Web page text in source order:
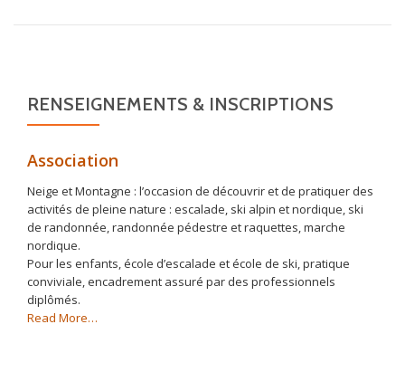
RENSEIGNEMENTS & INSCRIPTIONS
Association
Neige et Montagne : l’occasion de découvrir et de pratiquer des
activités de pleine nature : escalade, ski alpin et nordique, ski
de randonnée, randonnée pédestre et raquettes, marche
nordique.
Pour les enfants, école d’escalade et école de ski, pratique
conviviale, encadrement assuré par des professionnels
diplômés.
Read Moreabout
…